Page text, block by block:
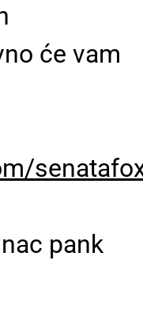
će vam
pank